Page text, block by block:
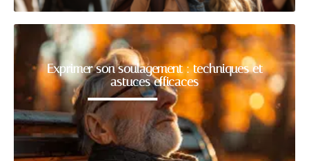
Exprimer son soulagement : techniques et
astuces efficaces